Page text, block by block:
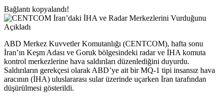
Bağlantı kopyalandı!
ABD Merkez Kuvvetler Komutanlığı (CENTCOM), hafta sonu
İran’ın Keşm Adası ve Goruk bölgesindeki radar ve İHA komuta
kontrol merkezlerine hava saldırıları düzenlediğini duyurdu.
Saldırıların gerekçesi olarak ABD’ye ait bir MQ-1 tipi insansız hava
aracının (İHA) uluslararası sular üzerinde uçarken İran tarafından
düşürülmesi gösterildi.